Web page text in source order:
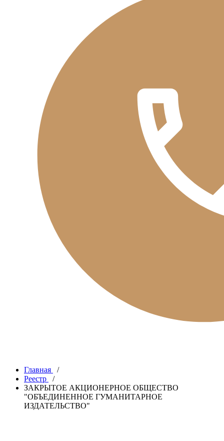
Главная
/
Реестр
/
ЗАКРЫТОЕ АКЦИОНЕРНОЕ ОБЩЕСТВО
"ОБЪЕДИНЕННОЕ ГУМАНИТАРНОЕ
ИЗДАТЕЛЬСТВО"